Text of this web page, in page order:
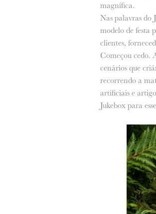
magnífica.
Nas palavras do
modelo de festa
clientes,
Começou cedo.
cenários que
recorrendo a
artificiais e
Jukebox para